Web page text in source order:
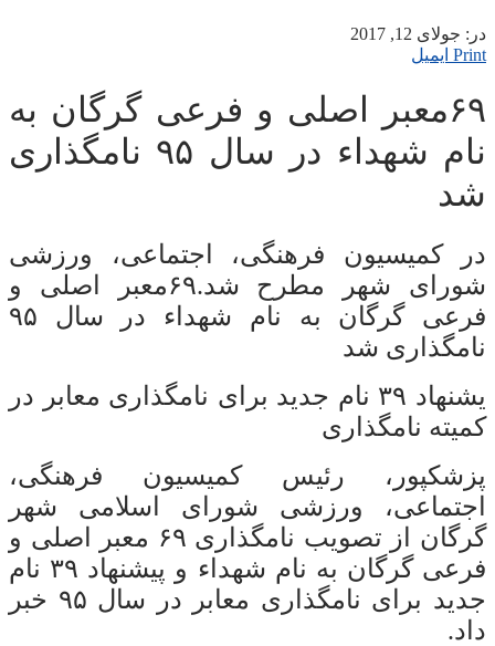
در: جولای 12, 2017
Print ایمیل
۶۹معبر اصلی و فرعی گرگان به
نام شهداء در سال ۹۵ نامگذاری
شد
در کمیسیون فرهنگی، اجتماعی، ورزشی
شورای شهر مطرح شد.۶۹معبر اصلی و
فرعی گرگان به نام شهداء در سال ۹۵
نامگذاری شد
یشنهاد ۳۹ نام جدید برای نامگذاری معابر در
کمیته نامگذاری
پزشکپور، رئیس کمیسیون فرهنگی،
اجتماعی، ورزشی شورای اسلامی شهر
گرگان از تصویب نامگذاری ۶۹ معبر اصلی و
فرعی گرگان به نام شهداء و پیشنهاد ۳۹ نام
جدید برای نامگذاری معابر در سال ۹۵ خبر
داد.